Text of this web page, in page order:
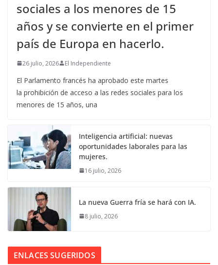
sociales a los menores de 15
años y se convierte en el primer
país de Europa en hacerlo.
26 julio, 2026 El Independiente
El Parlamento francés ha aprobado este martes
la prohibición de acceso a las redes sociales para los
menores de 15 años, una
Inteligencia artificial: nuevas
oportunidades laborales para las
mujeres.
16 julio, 2026
La nueva Guerra fría se hará con IA.
8 julio, 2026
ENLACES SUGERIDOS